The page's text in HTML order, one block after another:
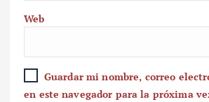
Web
Guardar mi nombre, correo
en este navegador para la próxima